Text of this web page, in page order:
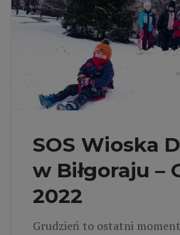
SOS Wioska
w Biłgoraju –
2022
Grudzień to ostatni